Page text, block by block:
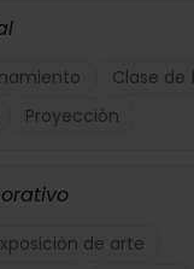
Clase de
Proyección
de arte